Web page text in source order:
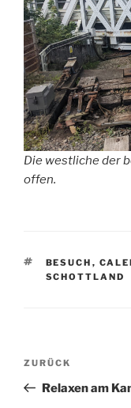
Die westliche der
offen.
BESUCH ,
SCHOTTLAND
Vorheriger
Beitrag
ZURÜCK
Relaxen am